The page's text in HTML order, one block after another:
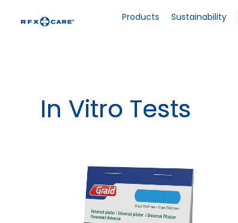
content
Products Sustainability
In Vitro Tests